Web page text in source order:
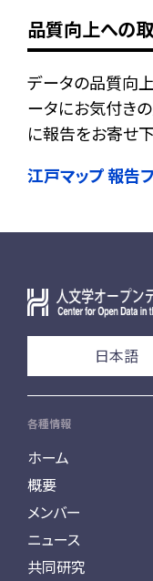
品質向上への
データの品質向
ータにお気付き
に報告をお寄せ下
江戸マップ 報告
日本語
各種情報
ホーム
概要
メンバー
ニュース
共同研究